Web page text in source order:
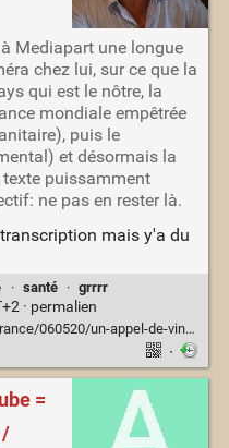
Mediapart une longue
chez lui, sur ce que la
qui est le nôtre, la
mondiale empêtrée
puis le
et désormais la
puissamment
ne pas en rester là.
mais y'a du
· santé · grrrr
· permalien
de-vincent-lindon-comment-ce-pays-si-riche
·
=
/